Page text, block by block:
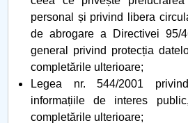
personal și privind libera
de abrogare a Directivei 95/
general privind protecția
completările ulterioare;
Legea nr. 544/2001
informațiile de interes
completările ulterioare;